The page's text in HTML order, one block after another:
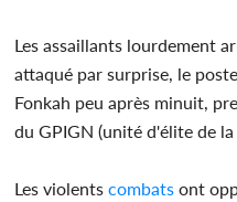
Les assaillants lourdement
attaqué par surprise, le
Fonkah peu après minuit,
du GPIGN (unité d'élite de
Les violents combats ont